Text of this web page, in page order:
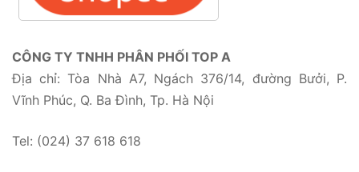
CÔNG TY TNHH PHÂN PHỐI TOP A
Địa chỉ: Tòa Nhà A7, Ngách 376/14, đường Bưởi, P.
Vĩnh Phúc, Q. Ba Đình, Tp. Hà Nội
Tel: (024) 37 618 618